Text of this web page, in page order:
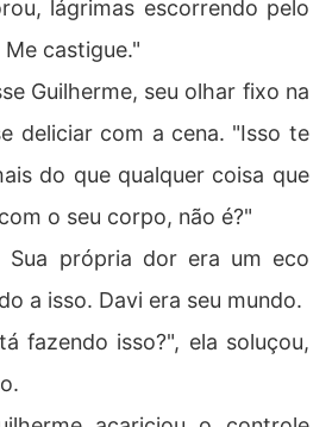
lágrimas escorrendo pelo
castigue."
Guilherme, seu olhar fixo na
deliciar com a cena. "Isso te
do que qualquer coisa que
o seu corpo, não é?"
Sua própria dor era um eco
a isso. Davi era seu mundo.
fazendo isso?", ela soluçou,